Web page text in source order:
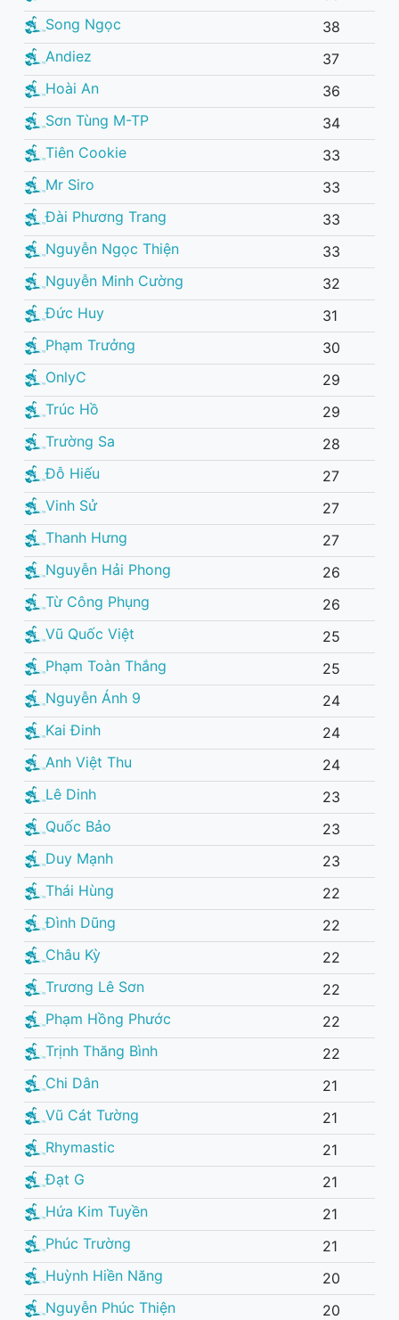
Song Ngọc
38
Andiez
37
Hoài An
36
Sơn Tùng M-TP
34
Tiên Cookie
33
Mr Siro
33
Đài Phương Trang
33
Nguyễn Ngọc Thiện
33
Nguyễn Minh Cường
32
Đức Huy
31
Phạm Trưởng
30
OnlyC
29
Trúc Hồ
29
Trường Sa
28
Đỗ Hiếu
27
Vinh Sử
27
Thanh Hưng
27
Nguyễn Hải Phong
26
Từ Công Phụng
26
Vũ Quốc Việt
25
Phạm Toàn Thắng
25
Nguyễn Ánh 9
24
Kai Đinh
24
Anh Việt Thu
24
Lê Dinh
23
Quốc Bảo
23
Duy Mạnh
23
Thái Hùng
22
Đình Dũng
22
Châu Kỳ
22
Trương Lê Sơn
22
Phạm Hồng Phước
22
Trịnh Thăng Bình
22
Chi Dân
21
Vũ Cát Tường
21
Rhymastic
21
Đạt G
21
Hứa Kim Tuyền
21
Phúc Trường
21
Huỳnh Hiền Năng
20
Nguyễn Phúc Thiện
20